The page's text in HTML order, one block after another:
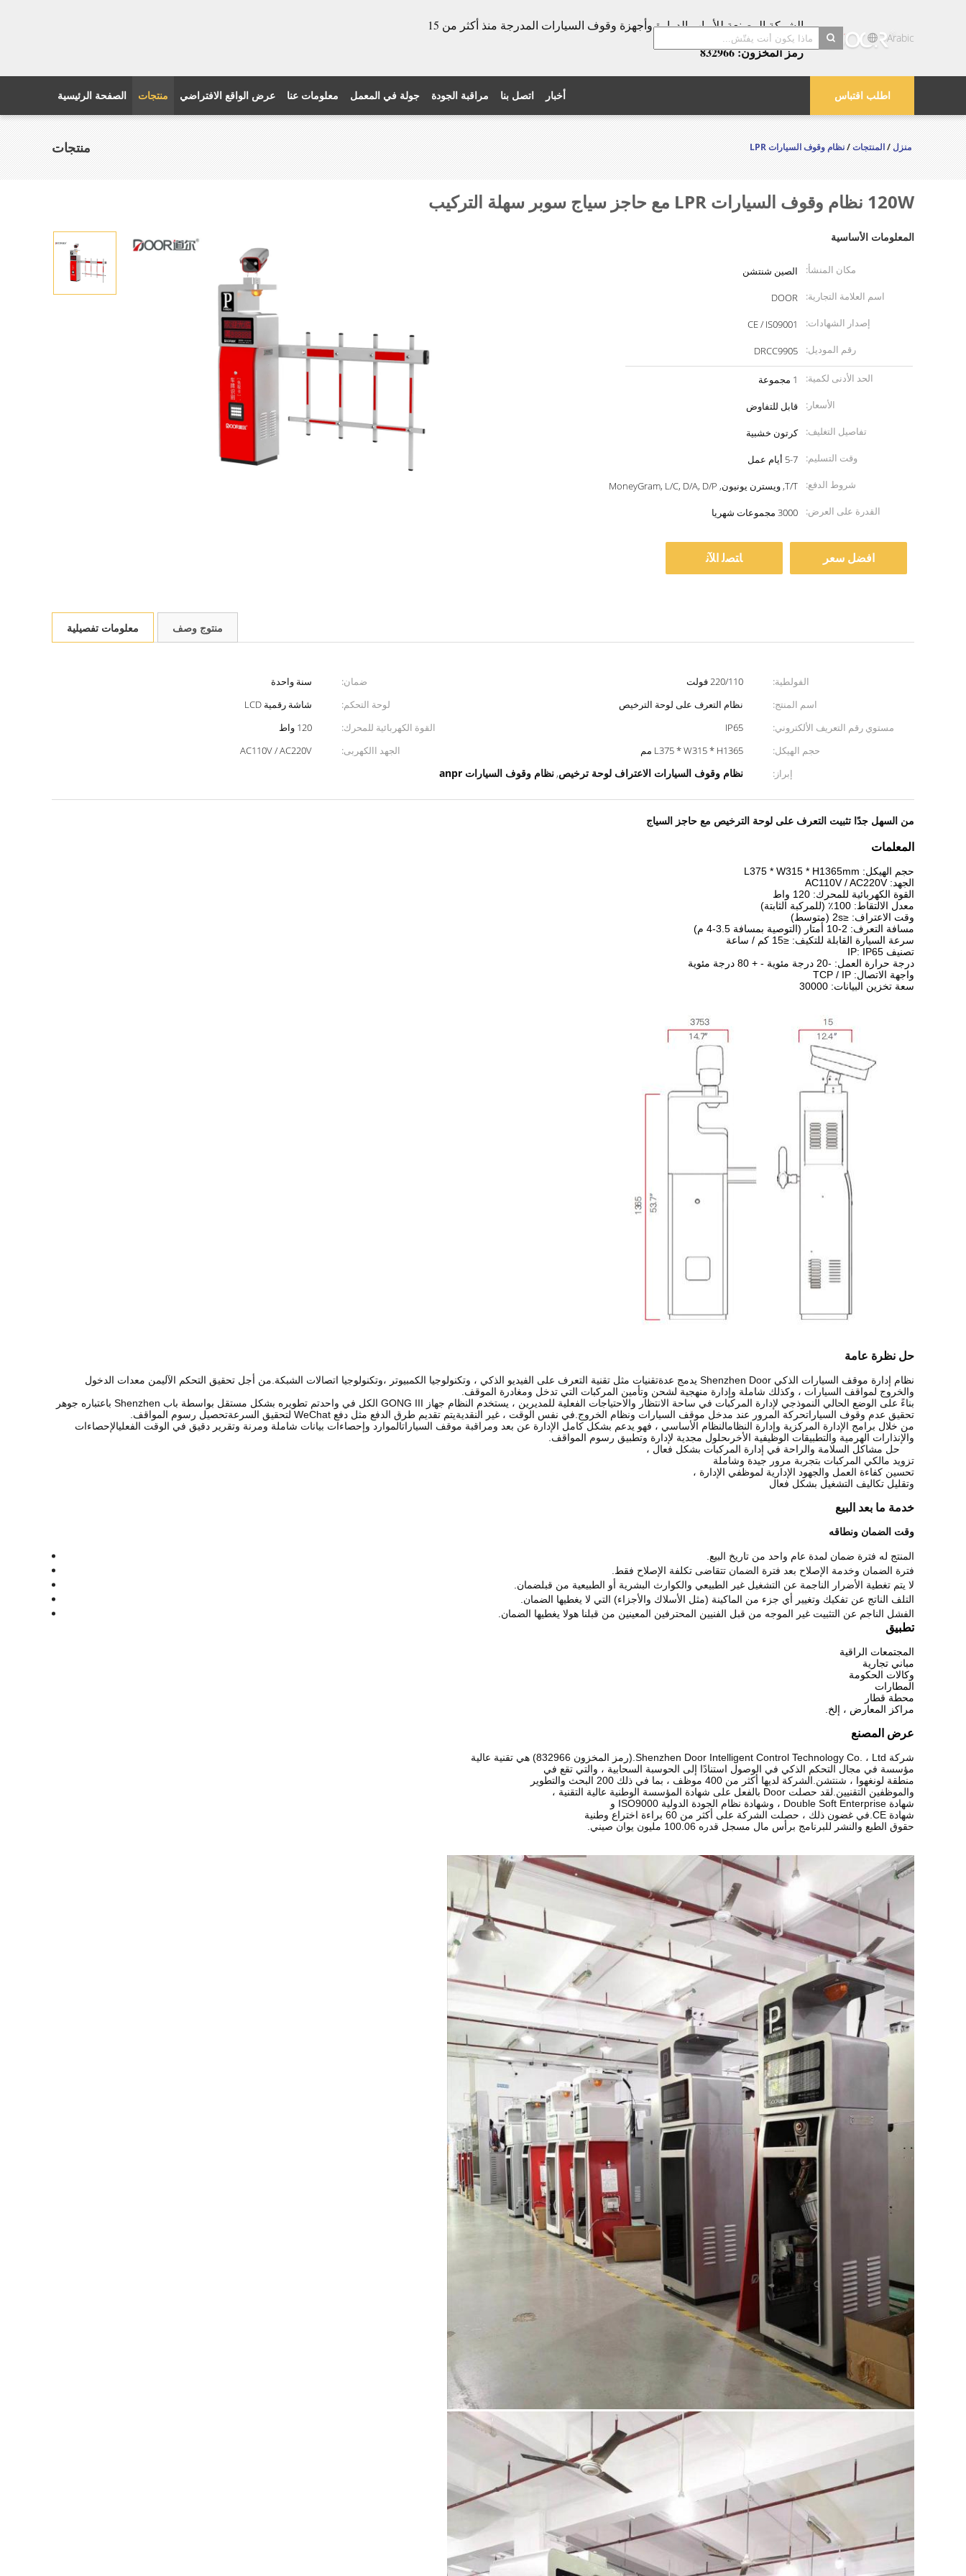
الشركة المصنعة للأبواب الدوارة وأجهزة وقوف السيارات المدرجة منذ أكثر من 15
عامًا!
رمز المخزون: 832966
Arabic
اطلب اقتباس الصفحة الرئيسية منتجات عرض الواقع الافتراضي معلومات عنا جولة في المعمل مراقبة الجودة اتصل بنا أخبار
منتجات منزل/المنتجات/نظام وقوف السيارات LPR
120W نظام وقوف السيارات LPR مع حاجز سياج سوبر سهلة التركيب
المعلومات الأساسية
مكان المنشأ:
الصين شنتشن
اسم العلامة التجارية:
DOOR
إصدار الشهادات:
CE / IS09001
رقم الموديل:
DRCC9905
الحد الأدنى لكمية:
1 مجموعة
الأسعار:
قابل للتفاوض
تفاصيل التغليف:
كرتون خشبية
وقت التسليم:
5-7 أيام عمل
شروط الدفع:
T/T, ويسترن يونيون, MoneyGram, L/C, D/A, D/P
القدرة على العرض:
3000 مجموعات شهريا
افضل سعر ﺎﺘﺼﻟ ﺍﻶﻧ
معلومات تفصيلية منتوج وصف
الفولطية: 220/110 فولت ضمان:
سنة واحدة
اسم المنتج:
نظام التعرف على لوحة الترخيص لوحة التحكم:
شاشة رقمية LCD
مستوي رقم التعريف الألكتروني:
IP65 القوة الكهربائية للمحرك:
120 واط
حجم الهيكل:
L375 * W315 * H1365 مم الجهد االكهربى:
AC110V / AC220V
إبراز:
نظام وقوف السيارات الاعتراف لوحة ترخيص, نظام وقوف السيارات anpr
من السهل جدًا تثبيت التعرف على لوحة الترخيص مع حاجز السياج
المعلمات
حجم الهيكل: L375 * W315 * H1365mm
الجهد: AC110V / AC220V
القوة الكهربائية للمحرك: 120 واط
معدل الالتقاط: 100٪ (للمركبة الثابتة)
وقت الاعتراف: ≤2s (متوسط)
مسافة التعرف: 2-10 أمتار (التوصية بمسافة 3.5-4 م)
سرعة السيارة القابلة للتكيف: ≤15 كم / ساعة
تصنيف IP: IP65
درجة حرارة العمل: -20 درجة مئوية - + 80 درجة مئوية
واجهة الاتصال: TCP / IP
سعة تخزين البيانات: 30000
حل نظرة عامة
نظام إدارة موقف السيارات الذكي Shenzhen Door يدمج عدة تقنيات مثل تقنية التعرف على الفيديو الذكي ، وتكنولوجيا الكمبيوتر ،وتكنولوجيا اتصالات الشبكة.من أجل تحقيق التحكم الآليمن معدات الدخول
والخروج لمواقف السيارات ، وكذلك شاملة وإدارة منهجية لشحن وتأمين المركبات التي تدخل ومغادرة الموقف.
بناءً على الوضع الحالي النموذجي لإدارة المركبات في ساحة الانتظار والاحتياجات الفعلية للمديرين ، يستخدم النظام جهاز GONG III الكل في واحد
تم تطويره بشكل مستقل بواسطة باب Shenzhen باعتباره جوهر
تحقيق عدم وقوف السياراتحركة المرور عند مدخل موقف السيارات ونظام الخروج.في نفس الوقت ، غير النقديةيتم تقديم طرق الدفع مثل دفع WeChat لتحقيق السرعة
تحصيل رسوم المواقف.
من خلال برامج الإدارة المركزية وإدارة النظامالنظام الأساسي ، فهو يدعم بشكل كامل الإدارة عن بعد ومراقبة موقف السياراتالموارد وإحصاءات بيانات شاملة ومرنة وتقرير دقيق في الوقت الفعليالإحصاءات
والإنذارات الهرمية والتطبيقات الوظيفية الأخرىحلول مجدية لإدارة وتطبيق رسوم المواقف.
حل مشاكل السلامة والراحة في إدارة المركبات بشكل فعال ،
تزويد مالكي المركبات بتجربة مرور جيدة وشاملة
تحسين كفاءة العمل والجهود الإدارية لموظفي الإدارة ،
وتقليل تكاليف التشغيل بشكل فعال
خدمة ما بعد البيع
وقت الضمان ونطاقه
المنتج له فترة ضمان لمدة عام واحد من تاريخ البيع.
فترة الضمان وخدمة الإصلاح بعد فترة الضمان تتقاضى تكلفة الإصلاح فقط.
لا يتم تغطية الأضرار الناجمة عن التشغيل غير الطبيعي والكوارث البشرية أو الطبيعية من قبلضمان.
التلف الناتج عن تفكيك وتغيير أي جزء من الماكينة (مثل الأسلاك والأجزاء) التي لا يغطيها الضمان.
الفشل الناجم عن التثبيت غير الموجه من قبل الفنيين المحترفين المعينين من قبلنا هولا يغطيها الضمان.
تطبيق
المجتمعات الراقية
مباني تجارية
وكالات الحكومة
المطارات
محطة قطار
مراكز المعارض ، إلخ.
عرض المصنع
شركة Shenzhen Door Intelligent Control Technology Co. ، Ltd.(رمز المخزون 832966) هي تقنية عالية
مؤسسة في مجال التحكم الذكي في الوصول استنادًا إلى الحوسبة السحابية ، والتي تقع في
منطقة لونغهوا ، شنتشن.الشركة لديها أكثر من 400 موظف ، بما في ذلك 200 البحث والتطوير
والموظفين التقنيين.لقد حصلت Door بالفعل على شهادة المؤسسة الوطنية عالية التقنية ،
شهادة Double Soft Enterprise ، وشهادة نظام الجودة الدولية ISO9000 و
شهادة CE.في غضون ذلك ، حصلت الشركة على أكثر من 60 براءة اختراع وطنية
حقوق الطبع والنشر للبرنامج برأس مال مسجل قدره 100.06 مليون يوان صيني.